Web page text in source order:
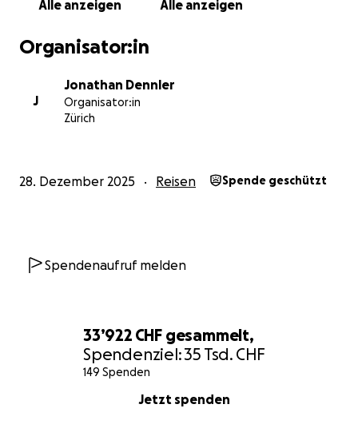
33’922 CHF gesammelt,
Spendenziel:35 Tsd. CHF
149 Spenden
Jetzt spenden
bringen. Ich selbst beziehe eine IV-Rente. Die
Assistenzpersonen teilweise zu entlöhnen.
bezahlen.
Mit freundlichen Grüssen
Alle anzeigen Alle anzeigen
Organisator:in
J
Jonathan Dennler
Organisator:in
Zürich
28. Dezember 2025 Reisen Spende geschützt
Spendenaufruf melden